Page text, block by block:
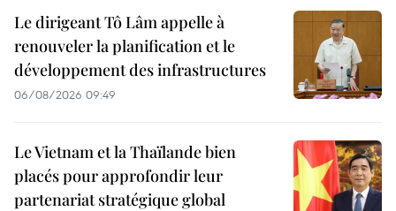
Le dirigeant Tô Lâm appelle à
renouveler la planification et le
développement des infrastructures
06/08/2026 09:49
Le Vietnam et la Thaïlande bien
placés pour approfondir leur
partenariat stratégique global